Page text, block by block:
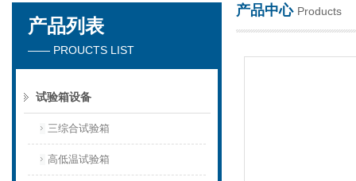
深圳市楚英豪科技有限公司
产品列表
—— PROUCTS LIST
试验箱设备
三综合试验箱
高低温试验箱
产品中心 Products